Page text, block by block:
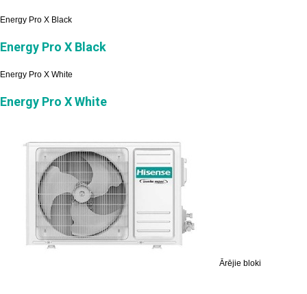
Energy Pro X Black
Energy Pro X Black
Energy Pro X White
Energy Pro X White
Ārējie bloki